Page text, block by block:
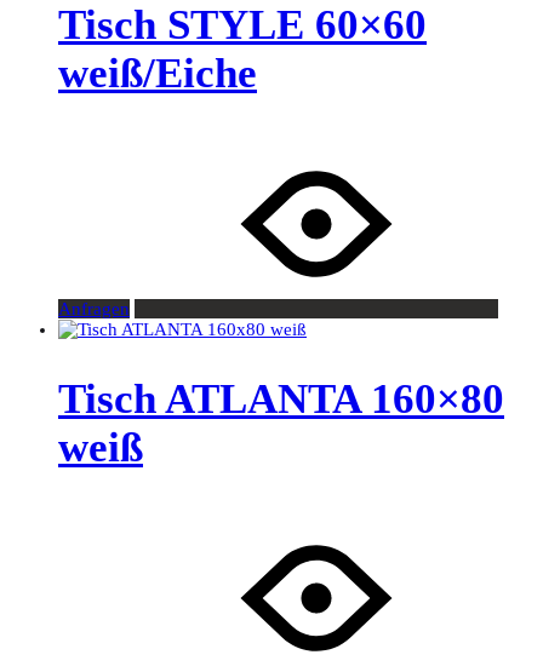
Tisch STYLE 60×60
weiß/Eiche
Anfragen
Tisch ATLANTA 160×80
weiß